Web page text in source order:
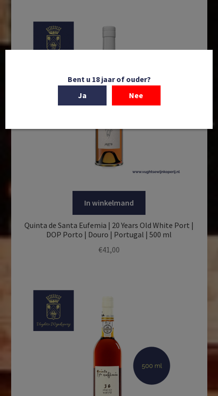
In winkelmand
Quinta de Santa Eufemia | 20 Years Old White Port |
DOP Porto | Douro | Portugal | 500 ml
€41,00
Bent u 18 jaar of ouder?
Ja
Nee